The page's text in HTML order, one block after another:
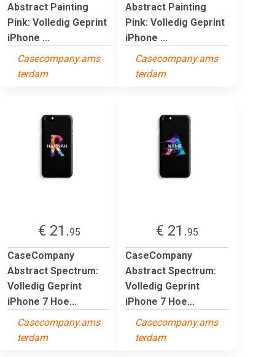
Abstract Painting
Pink: Volledig Geprint
iPhone ...
Casecompany.ams
terdam
Abstract Painting
Pink: Volledig Geprint
iPhone ...
Casecompany.ams
terdam
€ 21.95
CaseCompany
Abstract Spectrum:
Volledig Geprint
iPhone 7 Hoe...
Casecompany.ams
terdam
€ 21.95
CaseCompany
Abstract Spectrum:
Volledig Geprint
iPhone 7 Hoe...
Casecompany.ams
terdam